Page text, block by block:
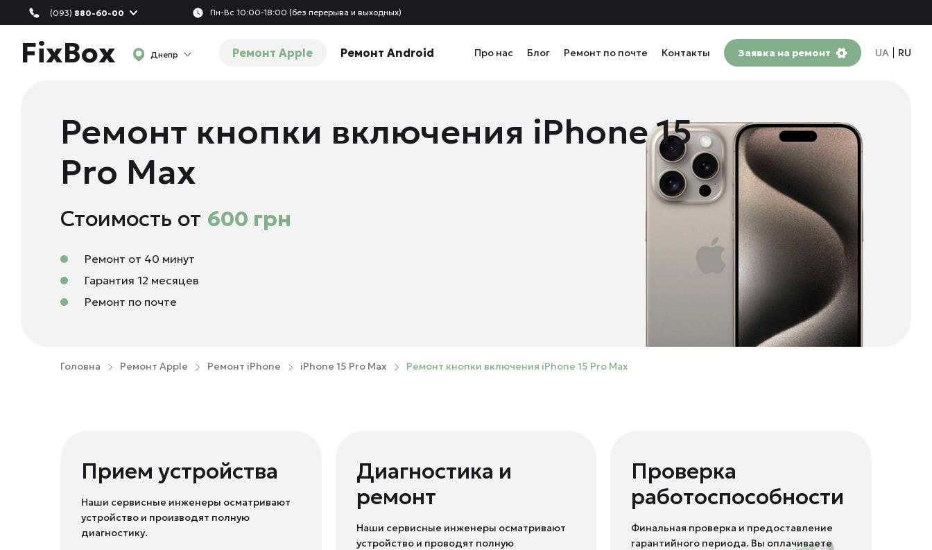
(093) 880-60-00 Пн-Вс 10:00-18:00 (без перерыва и выходных)
FixBox Днепр Ремонт Apple Ремонт Android Про нас Блог Ремонт по почте Контакты Заявка на ремонт UA RU
Ремонт кнопки включения iPhone 15
Pro Max
Стоимость от 600 грн
Ремонт от 40 минут
Гарантия 12 месяцев
Ремонт по почте
Головна Ремонт Apple Ремонт iPhone iPhone 15 Pro Max Ремонт кнопки включения iPhone 15 Pro Max
Прием устройства
Наши сервисные инженеры осматривают
устройство и производят полную
диагностику.
Диагностика и
ремонт
Наши сервисные инженеры осматривают
устройство и проводят полную
Проверка
работоспособности
Финальная проверка и предоставление
гарантийного периода. Вы оплачиваете